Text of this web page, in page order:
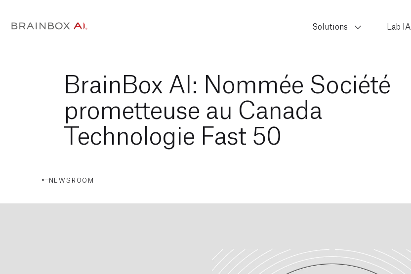
Solutions Lab IA
BrainBox AI: Nommée Société
prometteuse au Canada
Technologie Fast 50
NEWSROOM